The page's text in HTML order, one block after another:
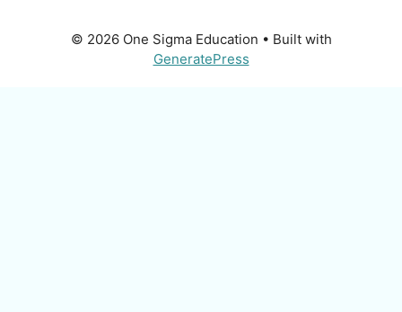
© 2026 One Sigma Education • Built with
GeneratePress